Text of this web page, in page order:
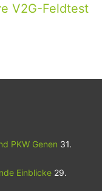
V2G-Feldtest
PKW Genen 31.
Einblicke 29.